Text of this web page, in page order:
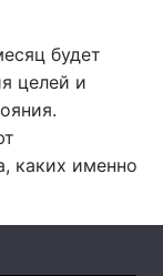
будет
целей и
каких именно